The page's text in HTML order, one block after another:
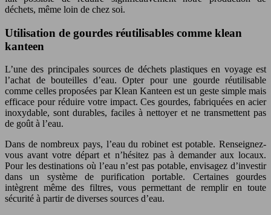
déchets, même loin de chez soi.
Utilisation de gourdes réutilisables comme klean
kanteen
L’une des principales sources de déchets plastiques en voyage est
l’achat de bouteilles d’eau. Opter pour une gourde réutilisable
comme celles proposées par Klean Kanteen est un geste simple mais
efficace pour réduire votre impact. Ces gourdes, fabriquées en acier
inoxydable, sont durables, faciles à nettoyer et ne transmettent pas
de goût à l’eau.
Dans de nombreux pays, l’eau du robinet est potable. Renseignez-
vous avant votre départ et n’hésitez pas à demander aux locaux.
Pour les destinations où l’eau n’est pas potable, envisagez d’investir
dans un système de purification portable. Certaines gourdes
intègrent même des filtres, vous permettant de remplir en toute
sécurité à partir de diverses sources d’eau.